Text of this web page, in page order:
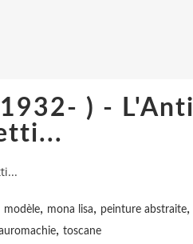
) - L'Anti
modèle, mona lisa, peinture abstraite,
, toscane